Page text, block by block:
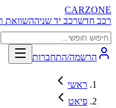
CARZONE
רכב חדשרכב יד שניההשוואת
הרשמה/התחברות
ראשי
פיאט